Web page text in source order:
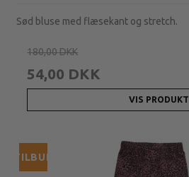
Sød bluse med flæsekant og stretch.
180,00 DKK
54,00 DKK
VIS PRODUKT
TILBUD